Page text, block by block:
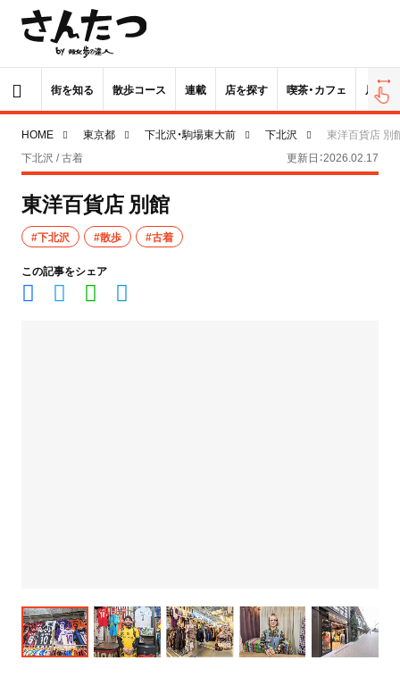
街を知る 散歩コース 連載 店を探す 喫茶・カフェ 居酒屋
HOME 東京都 下北沢・駒場東大前 下北沢
東洋百貨店 別
下北沢 / 古着
更新日：2026.02.17
東洋百貨店 別館
#下北沢 #散歩 #古着
この記事をシェア